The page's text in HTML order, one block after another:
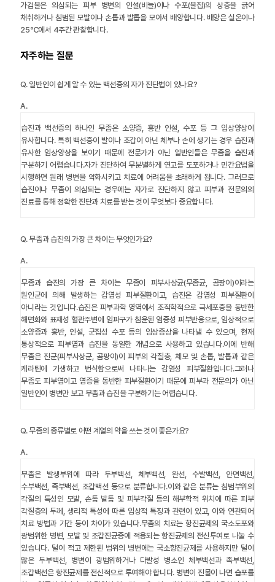
가검물은 의심되는 피부 병변의 인설(비늘)이나 수포(물집)의 상층을 긁어
채취하거나 침범된 모발이나 손톱과 발톱을 모아서 배양합니다. 배양은 실온이나
25℃에서 4주간 관찰합니다.
자주하는 질문
Q.일반인이 쉽게 알 수 있는 백선증의 자가 진단법이 있나요?
A.
습진과 백선증의 하나인 무좀은 소양증, 홍반 인설, 수포 등 그 임상양상이
유사합니다. 특히 백선증이 발이나 조갑이 아닌 체부나 손에 생기는 경우 습진과
유사한 임상양상을 보이기 때문에 전문가가 아닌 일반인들은 무좀을 습진과
구분하기 어렵습니다.자가 진단하여 무분별하게 연고를 도포하거나 민간요법을
시행하면 원래 병변을 악화시키고 치료에 어려움을 초래하게 됩니다. 그러므로
습진이나 무좀이 의심되는 경우에는 자가로 진단하지 않고 피부과 전문의의
진료를 통해 정확한 진단과 치료를 받는 것이 무엇보다 중요합니다.
Q.무좀과 습진의 가장 큰 차이는 무엇인가요?
A.
무좀과 습진의 가장 큰 차이는 무좀이 피부사상균(무좀균, 곰팡이)이라는
원인균에 의해 발생하는 감염성 피부질환이고, 습진은 감염성 피부질환이
아니라는 것입니다.습진은 피부과학 영역에서 조직학적으로 극세포증을 동반한
해면화와 표재성 혈관주변에 임파구가 침윤된 염증성 피부반응으로, 임상적으로
소양증과 홍반, 인설, 군집성 수포 등의 임상증상을 나타낼 수 있으며, 현재
통상적으로 피부염과 습진을 동일한 개념으로 사용하고 있습니다.이에 반해
무좀은 진균(피부사상균, 곰팡이)이 피부의 각질층, 체모 및 손톱, 발톱과 같은
케라틴에 기생하고 번식함으로써 나타나는 감염성 피부질환입니다.그러나
무좀도 피부염이고 염증을 동반한 피부질환이기 때문에 피부과 전문의가 아닌
일반인이 병변만 보고 무좀과 습진을 구분하기는 어렵습니다.
Q.무좀의 종류별로 어떤 계열의 약을 쓰는 것이 좋은가요?
A.
무좀은 발생부위에 따라 두부백선, 체부백선, 완선, 수발백선, 안면백선,
수부백선, 족부백선, 조갑백선 등으로 분류합니다.이와 같은 분류는 침범부위의
각질의 특성인 모발, 손톱 발톱 및 피부각질 등의 해부학적 위치에 따른 피부
각질층의 두께, 생리적 특성에 따른 임상적 특징과 관련이 있고, 이와 연관되어
치료 방법과 기간 등이 차이가 있습니다.무좀의 치료는 항진균제의 국소도포와
광범위한 병변, 모발 및 조갑진균증에 적용되는 항진균제의 전신투여로 나눌 수
있습니다. 털이 적고 제한된 범위의 병변에는 국소항진균제를 사용하지만 털이
많은 두부백선, 병변이 광범위하거나 다발성 병소인 체부백선과 족부백선,
조갑백선은 항진균제를 전신적으로 투여해야 합니다. 병변이 진물이 나면 습포를